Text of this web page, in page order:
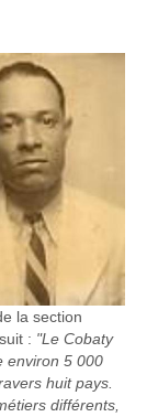
la section
: "Le Cobaty
environ 5 000
huit pays.
différents,